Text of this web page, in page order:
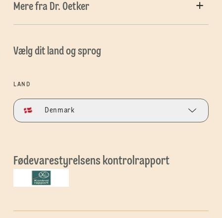
Mere fra Dr. Oetker
Vælg dit land og sprog
LAND
Denmark
Fødevarestyrelsens kontrolrapport